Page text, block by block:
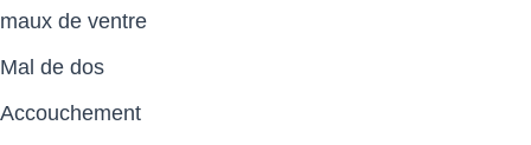
maux de ventre
Mal de dos
Accouchement